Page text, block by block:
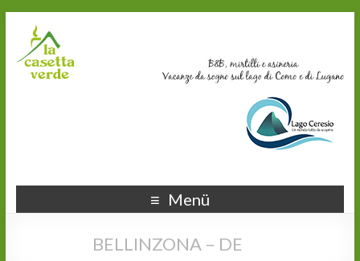
Menü
BELLINZONA – DE